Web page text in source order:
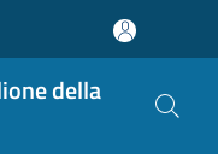
della